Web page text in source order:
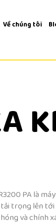
Về chúng tôi
PA là
trọng lên tới
và chính